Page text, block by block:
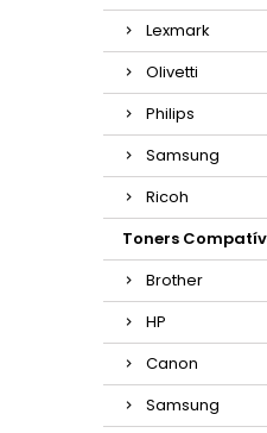
Lexmark
Olivetti
Philips
Samsung
Ricoh
Toners
Brother
HP
Canon
Samsung